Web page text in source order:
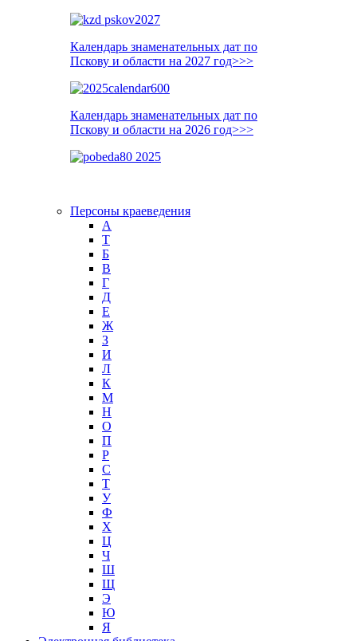
Календарь знаменательных дат по
Пскову и области на 2027 год>>>
Календарь знаменательных дат по
Пскову и области на 2026 год>>>
Персоны краеведения
А
T
Б
В
Г
Д
Е
Ж
З
И
Л
К
М
Н
О
П
Р
С
Т
У
Ф
Х
Ц
Ч
Ш
Щ
Э
Ю
Я